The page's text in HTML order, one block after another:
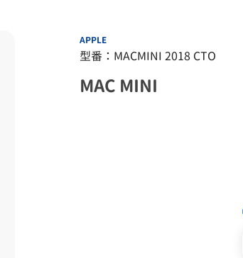
APPLE
型番：MACMINI 2018 CTO
MAC MINI